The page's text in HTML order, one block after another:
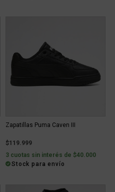
Zapatillas Puma Caven III
$119.999
3 cuotas sin interés de $40.000
Stock para envío